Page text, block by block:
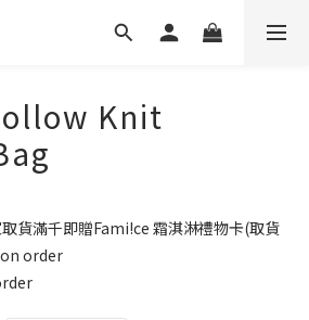
Knit
貨滿千即贈Fami!ce 霜淇淋禮物卡(取貨
order